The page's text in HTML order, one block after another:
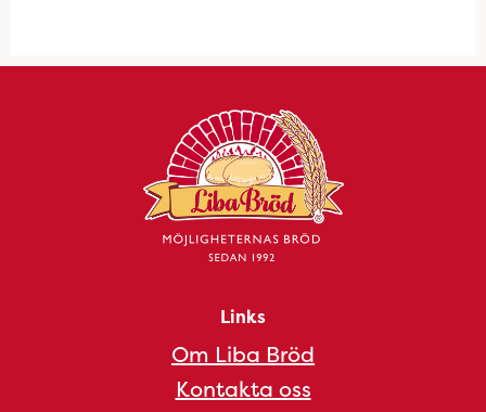
Links
Om Liba Bröd
Kontakta oss